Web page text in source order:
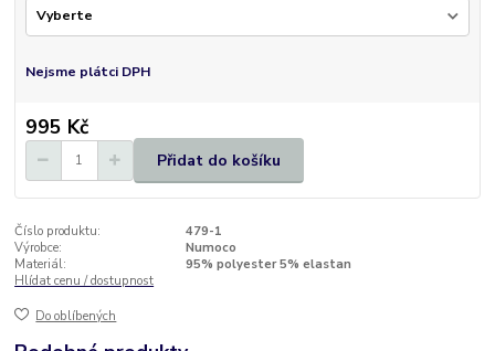
Nejsme plátci DPH
995 Kč
Přidat do košíku
Číslo produktu:
479-1
Výrobce:
Numoco
Materiál:
95% polyester 5% elastan
Hlídat cenu / dostupnost
Do oblíbených